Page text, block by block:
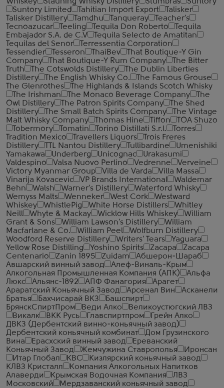
Suntory Limited
Tahitian Import Export
Talisker
Talisker Distillery
Tamdhu Tanqueray
Teacher's
Tecnoazucar
Teeling Tequila Don Roberto
Tequila
Embajador S.A. de C.V
Tequila Selecto de Amatitan
Tequilas del Senor
Terressentia Corporation
Tessendier
Tesseron ThaiBev
That Boutique-Y Gin
Company
That Boutique-Y Rum Company
The Bitter
Truth
The Cotswolds Distillery
The Dublin Liberties
Distillery
The English Whisky Co.
The Famous Grouse
The Glenrothes
The Highlands & Islands Scotch Whisky
The Irishman
The Monaco Beverage Company
The
Owl Distillery
The Patron Spirits Company
The Shed
Distillery
The Small Batch Spirits Company
The Vintage
Malt Whisky Company
Thomas Hine Tiffon
TOA Shuzo
Tobermory
Tomatin Torino Distillati S.r.l.
Torres
Tradition Mexico
Travellers Liquors
Trois Freres
Distillery
TTL Nantou Distillery Tullibardine
Umenishiki
Yamakawa
Underberg Unicognac
Urakasumi
Valdespino
Valsa Nuovo Perlino Vedrenne
Verveine
Victory Myanmar Group
Villa de Varda
Villa Massa
Vinarija Kovacevic
VP Brands International
Waldemar
Behn
Walsh Warner's Distillery
Waterford Whisky
Wemyss Malts
Wenneker West Cork
Westward
Whiskey
WhistlePig White Horse Distillers
Whitley
Neill
Whyte & Mackay Wicklow Hills Whiskey
William
Grant & Sons
William Lawson's Distillery
William
Macfarlane & Co.
William Peel
Wolfburn Distillery
Woodford Reserve Distillery
Writers' Tears
Yaguara
Yellow Rose Distilling
Yoshino Spirits Zacapa
Zacapa
Centenario
Zanin 1895 Zuidam
Абшерон-Шараб
Авшарский винный завод
Алеф-Виналь-Крым
Алкогольная Промышленная Компания (АПК)
Альфа
Люкс
Альянс-1892 АПФ Фанагория
Арагет
Араратский Коньячный Завод
Арсенал Вин
Асканели
Братья
Бахчисарай ВКЗ
Башспирт
БрянскСпиртПром
Веди Алко
Великоустюгский ЛВЗ
Викалк
ВКК Русь Главспиртпром
Грейн Алко
ДВКЗ (Дербентский винно-коньячный завод)
Дербентский коньячный комбинат
Дом Грузинского
Вина
Ерасхский винный завод
Ереванский
Коньячный Завод
Жемчужина Ставрополья
Иронсан
Итар Глобал
КВС
Кизлярский коньячный завод
КЛВЗ Кристалл
Компания Алкогольных Напитков
Алаверди
Крымская Водочная Компания
ЛВЗ
Московский
Мердзаванский коньячный завод